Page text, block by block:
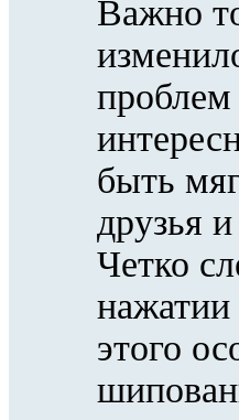
Важно
быть
друзья
Четко
этого